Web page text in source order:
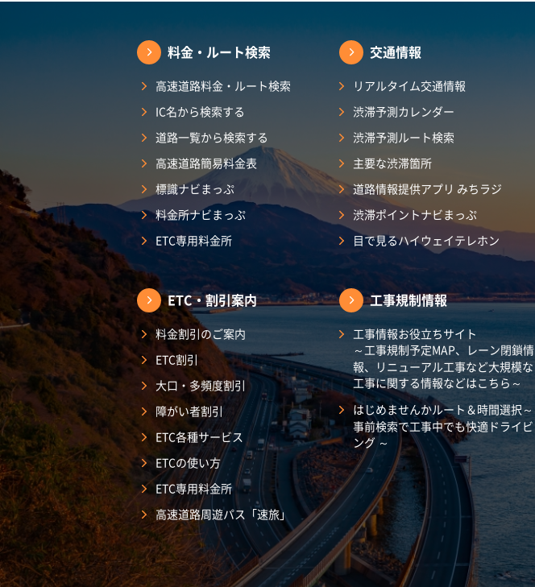
料金・ルート検索
高速道路料金・ルート検索
IC名から検索する
道路一覧から検索する
高速道路簡易料金表
標識ナビまっぷ
料金所ナビまっぷ
ETC専用料金所
ETC・割引案内
料金割引のご案内
ETC割引
大口・多頻度割引
障がい者割引
ETC各種サービス
ETCの使い方
ETC専用料金所
高速道路周遊パス「速旅」
交通情報
リアルタイム交通情報
渋滞予測カレンダー
渋滞予測ルート検索
主要な渋滞箇所
道路情報提供アプリ みちラジ
渋滞ポイントナビまっぷ
目で見るハイウェイテレホン
工事規制情報
工事情報お役立ちサイト
～工事規制予定MAP、レーン閉鎖情
報、リニューアル工事など大規模な
工事に関する情報などはこちら～
はじめませんかルート＆時間選択～
事前検索で工事中でも快適ドライビ
ング ～